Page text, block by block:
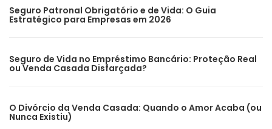
Seguro Patronal Obrigatório e de Vida: O Guia
Estratégico para Empresas em 2026
Seguro de Vida no Empréstimo Bancário: Proteção Real
ou Venda Casada Disfarçada?
O Divórcio da Venda Casada: Quando o Amor Acaba (ou
Nunca Existiu)